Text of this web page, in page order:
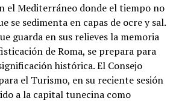
el Mediterráneo donde el tiempo no
se sedimenta en capas de ocre y sal.
guarda en sus relieves la memoria
de Roma, se prepara para
histórica. El Consejo
el Turismo, en su reciente sesión
a la capital tunecina como